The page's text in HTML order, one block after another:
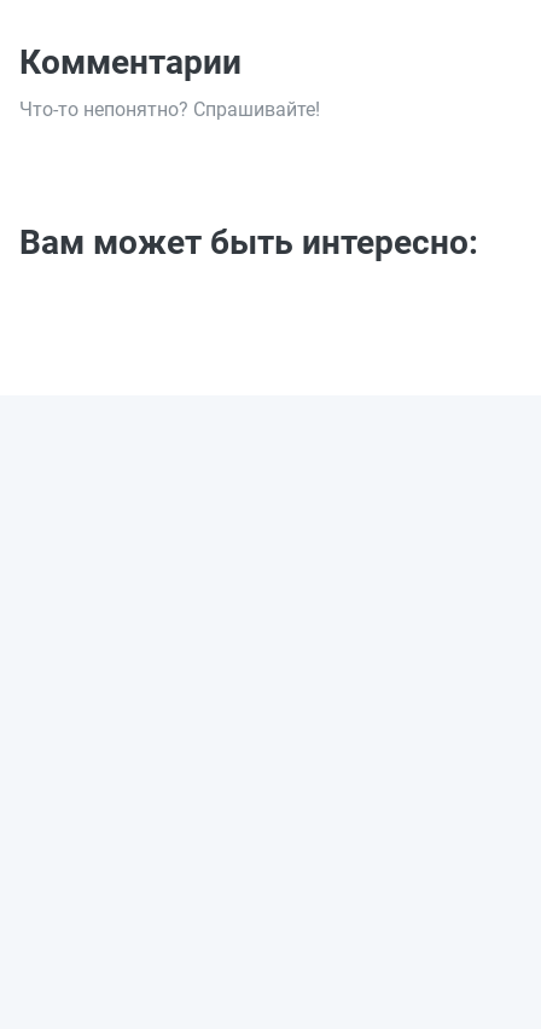
Комментарии
Что-то непонятно? Спрашивайте!
Вам может быть интересно: